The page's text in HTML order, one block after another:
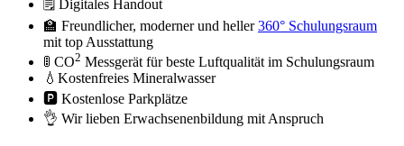
🗒️ Digitales Handout
🏫 Freundlicher, moderner und heller360° Schulungsraum
mit top Ausstattung
🚦 CO2 Messgerät für beste Luftqualität im Schulungsraum
💧Kostenfreies Mineralwasser
🅿️ Kostenlose Parkplätze
👌 Wir lieben Erwachsenenbildung mit Anspruch